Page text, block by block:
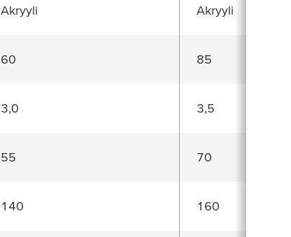
Akryyli Akryyli
60 85
3,0 3,5
55 70
140 160